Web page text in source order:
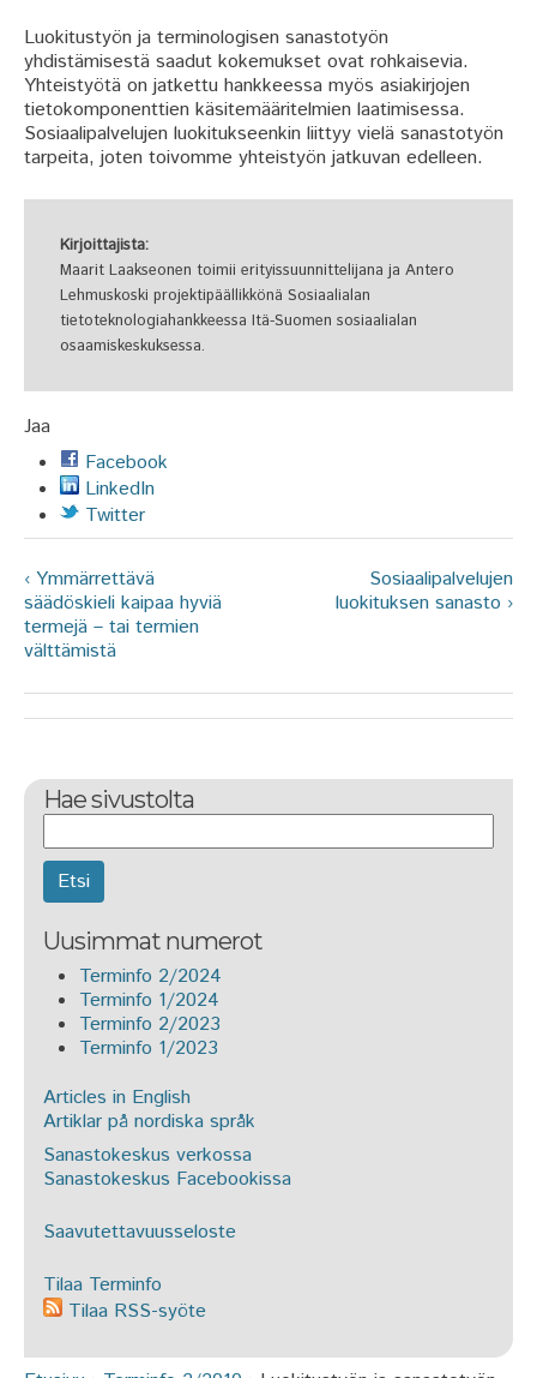
Luokitustyön ja terminologisen sanastotyön
yhdistämisestä saadut kokemukset ovat rohkaisevia.
Yhteistyötä on jatkettu hankkeessa myös asiakirjojen
tietokomponenttien käsitemääritelmien laatimisessa.
Sosiaalipalvelujen luokitukseenkin liittyy vielä sanastotyön
tarpeita, joten toivomme yhteistyön jatkuvan edelleen.
Kirjoittajista:
Maarit Laakseonen toimii erityissuunnittelijana ja Antero
Lehmuskoski projektipäällikkönä Sosiaalialan
tietoteknologiahankkeessa Itä-Suomen sosiaalialan
osaamiskeskuksessa.
Jaa
Facebook
LinkedIn
Twitter
‹ Ymmärrettävä
säädöskieli kaipaa hyviä
termejä – tai termien
välttämistä
Sosiaalipalvelujen
luokituksen sanasto ›
Hae sivustolta
Uusimmat numerot
Terminfo 2/2024
Terminfo 1/2024
Terminfo 2/2023
Terminfo 1/2023
Articles in English
Artiklar på nordiska språk
Sanastokeskus verkossa
Sanastokeskus Facebookissa
Saavutettavuusseloste
Tilaa Terminfo
Tilaa RSS-syöte